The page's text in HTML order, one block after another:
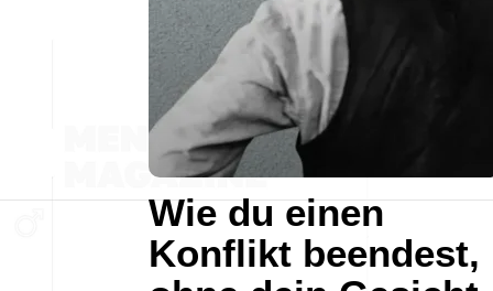
Wie du einen
Konflikt beendest,